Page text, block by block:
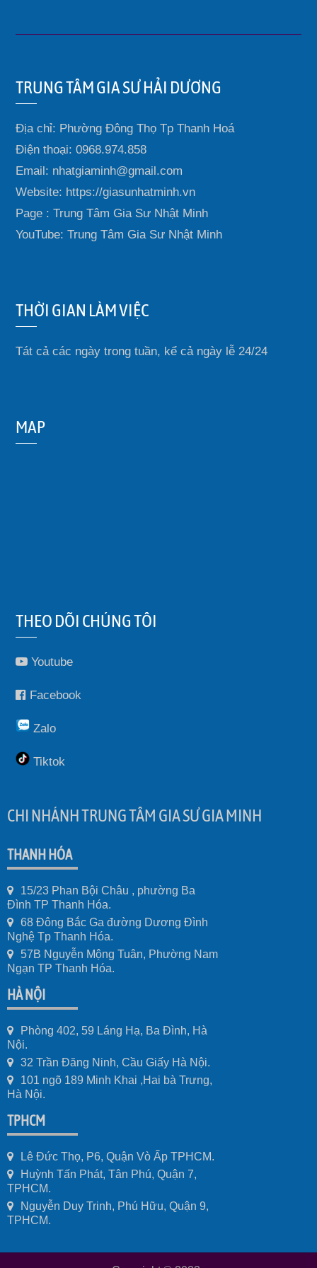
TRUNG TÂM GIA SƯ HẢI DƯƠNG
Địa chỉ: Phường Đông Thọ Tp Thanh Hoá
Điện thoại: 0968.974.858
Email: nhatgiaminh@gmail.com
Website: https://giasunhatminh.vn
Page : Trung Tâm Gia Sư Nhật Minh
YouTube: Trung Tâm Gia Sư Nhật Minh
THỜI GIAN LÀM VIỆC
Tát cả các ngày trong tuần, kể cả ngày lễ 24/24
MAP
THEO DÕI CHÚNG TÔI
Youtube
Facebook
Zalo
Tiktok
CHI NHÁNH TRUNG TÂM GIA SƯ GIA MINH
THANH HÓA
15/23 Phan Bội Châu , phường Ba
Đình TP Thanh Hóa.
68 Đông Bắc Ga đường Dương Đình
Nghệ Tp Thanh Hóa.
57B Nguyễn Mộng Tuân, Phường Nam
Ngạn TP Thanh Hóa.
HÀ NỘI
Phòng 402, 59 Láng Hạ, Ba Đình, Hà
Nội.
32 Trần Đăng Ninh, Cầu Giấy Hà Nội.
101 ngõ 189 Minh Khai ,Hai bà Trưng,
Hà Nội.
TPHCM
Lê Đức Thọ, P6, Quận Vò Ấp TPHCM.
Huỳnh Tấn Phát, Tân Phú, Quận 7,
TPHCM.
Nguyễn Duy Trinh, Phú Hữu, Quận 9,
TPHCM.